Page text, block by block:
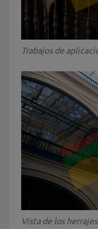
Trabajos de
Vista de los